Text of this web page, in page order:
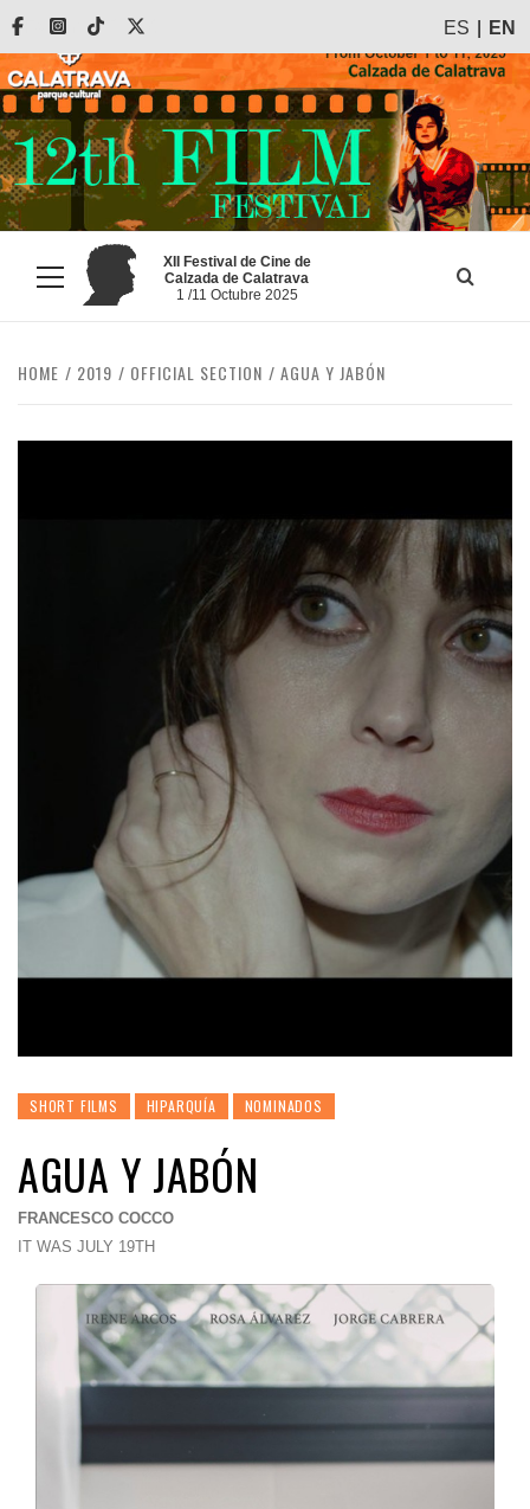
Skip
content
FacebookInstagram
Tiktok ES EN
Primary
Menu
XII Festival de Cine de
Calzada de Calatrava
1 /11 Octubre 2025
HOME 2019 OFFICIAL SECTION AGUA Y JABÓN
SHORT FILMS HIPARQUÍA NOMINADOS
AGUA Y JABÓN
FRANCESCO COCCO
IT WAS JULY 19TH